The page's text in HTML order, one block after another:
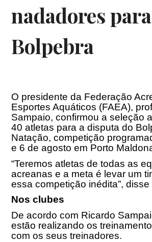
nadadores
Bolpebra
O presidente da Federação
Esportes Aquáticos (FAEA),
Sampaio, confirmou a seleção
40 atletas para a disputa do
Natação, competição
e 6 de agosto em Porto
“Teremos atletas de todas as
acreanas e a meta é levar um
essa competição inédita”,
Nos clubes
De acordo com Ricardo
estão realizando os
com os seus treinadores.